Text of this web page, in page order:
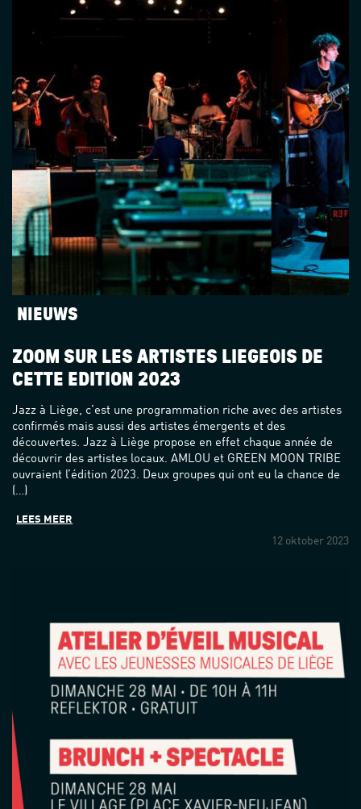
NIEUWS
ZOOM SUR LES ARTISTES LIÉGEOIS DE
CETTE ÉDITION 2023
Jazz à Liège, c’est une programmation riche avec des artistes
confirmés mais aussi des artistes émergents et des
découvertes. Jazz à Liège propose en effet chaque année de
découvrir des artistes locaux. AMLOU et GREEN MOON TRIBE
ouvraient l’édition 2023. Deux groupes qui ont eu la chance de
(…)
LEES MEER
12 oktober 2023